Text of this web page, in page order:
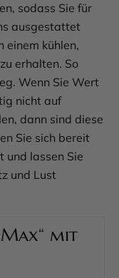
sodass Sie für
ausgestattet
einem kühlen,
erhalten. So
Wenn Sie Wert
nicht auf
dann sind diese
Sie sich bereit
und lassen Sie
und Lust
mit